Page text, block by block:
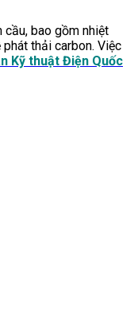
cầu, bao gồm nhiệt
thải carbon. Việc
Kỹ thuật Điện Quốc